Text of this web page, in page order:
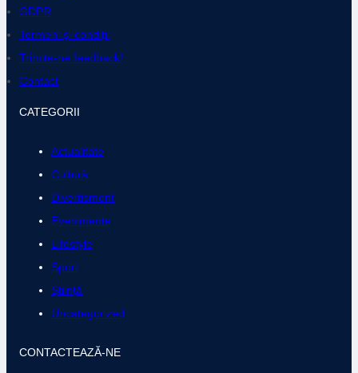
GDPR
Termeni și condiții
Trimite-ne feedback!
Contact
CATEGORII
Actualitate
Cultură
Divertisment
Evenimente
Lifestyle
Sport
Știință
Uncategorized
CONTACTEAZĂ-NE